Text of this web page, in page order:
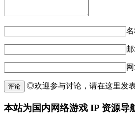
评论 ◎欢迎参与讨论，请在这里发
本站为国内网络游戏 IP 资源导